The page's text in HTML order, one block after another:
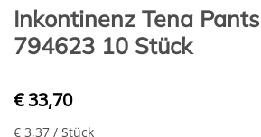
Inkontinenz Tena
794623 10 Stück
€ 33,70
€ 3,37 / Stück